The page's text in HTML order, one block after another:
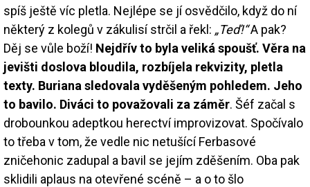
spíš ještě víc pletla. Nejlépe se jí osvědčilo, když do ní
některý z kolegů v zákulisí strčil a řekl: „Teď!“A pak?
Děj se vůle boží! Nejdřív to byla veliká spoušť. Věra na
jevišti doslova bloudila, rozbíjela rekvizity, pletla
texty. Buriana sledovala vyděšeným pohledem. Jeho
to bavilo. Diváci to považovali za záměr. Šéf začal s
drobounkou adeptkou herectví improvizovat. Spočívalo
to třeba v tom, že vedle nic netušící Ferbasové
zničehonic zadupal a bavil se jejím zděšením. Oba pak
sklidili aplaus na otevřené scéně – a o to šlo